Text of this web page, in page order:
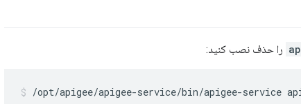
را حذف نصب کنید:
/opt/apigee/apigee-service/bin/apigee-service